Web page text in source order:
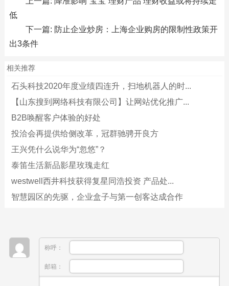
低
下一篇: 防止企业炒房：上海企业购房的限制性政策开
出3条件
相关推荐
石头科技2020年度业绩四连升，扫地机器人的时...
【山东搜到网络科技有限公司】让网站优化推广...
B2B唤醒客户体验的好处
投洽会再提供给侧改革，冠群驰骋开良方
王兴凭什么说华为“忽悠”？
泰笛生活新品影星玫瑰走红
westwell西井科技获得复星同浩投资 产品处...
智慧园区的先驱，企业盒子与第一创客达成合作
称呼：
邮箱：